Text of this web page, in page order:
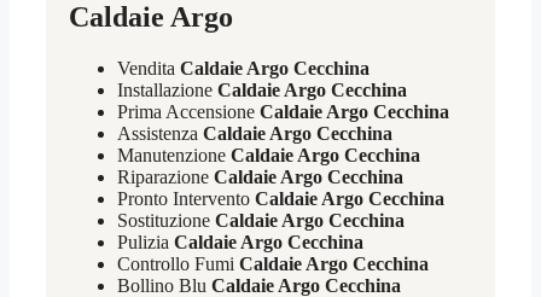
Caldaie Argo
Vendita Caldaie Argo Cecchina
Installazione Caldaie Argo Cecchina
Prima Accensione Caldaie Argo Cecchina
Assistenza Caldaie Argo Cecchina
Manutenzione Caldaie Argo Cecchina
Riparazione Caldaie Argo Cecchina
Pronto Intervento Caldaie Argo Cecchina
Sostituzione Caldaie Argo Cecchina
Pulizia Caldaie Argo Cecchina
Controllo Fumi Caldaie Argo Cecchina
Bollino Blu Caldaie Argo Cecchina